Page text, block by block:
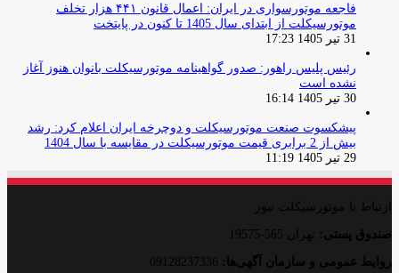
فاجعه موتورسواری در ایران: اعمال قانون ۴۴۱ هزار تخلف
موتورسیکلت از ابتدای سال 1405 تا کنون در پایتخت
31 تیر 1405 17:23
رئیس پلیس راهور: صدور گواهینامه موتورسیکلت بانوان هنوز آغاز
نشده است
30 تیر 1405 16:14
پیشکسوت صنعت موتورسیکلت و دوچرخه ایران اعلام کرد: رشد
بیش از 2 برابری قیمت موتورسیکلت در مقایسه با سال 1404
29 تیر 1405 11:19
ارتباط با موتورسیکلت نیوز
صندوق پستی: تهران 565-19575
روایط عمومی و سازمان آگهی‌ها: